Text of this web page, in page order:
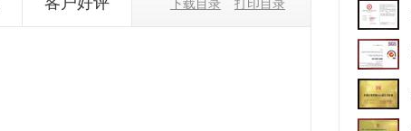
下载目录 打印目录